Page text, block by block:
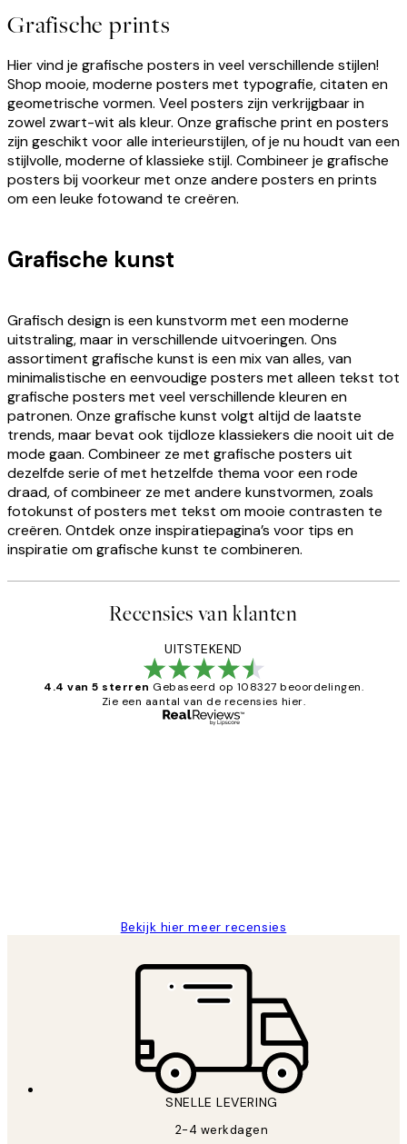
Grafische prints
Hier vind je grafische posters in veel verschillende stijlen!
Shop mooie, moderne posters met typografie, citaten en
geometrische vormen. Veel posters zijn verkrijgbaar in
zowel zwart-wit als kleur. Onze grafische print en posters
zijn geschikt voor alle interieurstijlen, of je nu houdt van een
stijlvolle, moderne of klassieke stijl. Combineer je grafische
posters bij voorkeur met onze andere posters en prints
om een leuke fotowand te creëren.
Grafische kunst
Grafisch design is een kunstvorm met een moderne
uitstraling, maar in verschillende uitvoeringen. Ons
assortiment grafische kunst is een mix van alles, van
minimalistische en eenvoudige posters met alleen tekst tot
grafische posters met veel verschillende kleuren en
patronen. Onze grafische kunst volgt altijd de laatste
trends, maar bevat ook tijdloze klassiekers die nooit uit de
mode gaan. Combineer ze met grafische posters uit
dezelfde serie of met hetzelfde thema voor een rode
draad, of combineer ze met andere kunstvormen, zoals
fotokunst of posters met tekst om mooie contrasten te
creëren. Ontdek onze inspiratiepagina’s voor tips en
inspiratie om grafische kunst te combineren.
Recensies van klanten
UITSTEKEND
4.4 van 5 sterren Gebaseerd op 108327 beoordelingen.
Zie een aantal van de recensies hier.
Bekijk hier meer recensies
SNELLE LEVERING
2-4 werkdagen